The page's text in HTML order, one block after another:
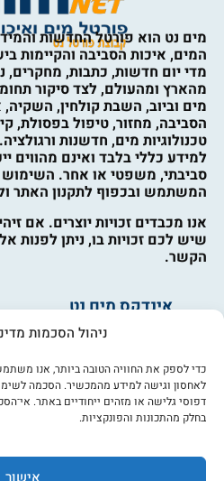
ניהול הסכמות
לאחסון וגישה למידע מהמכשיר. הסכמה
דפוסי גלישה או מזהים ייחודיים באתר.
בחלק מהתכונות והפונקציות.
אישור
מים נט הוא פורטל החדשות
המים, איכות הסביבה והקיימות
מדי יום חדשות, כתבות, מחקרים,
מהארץ ומהעולם, לצד סיקור
מים וביוב, השבת קולחין,
הסביבה, מחזור, טיפול בפסולת,
טכנולוגיות מים, חדשנות
למידע כללי בלבד ואינם מהווים
סביבתי, משפטי או אחר. השימוש
המשתמש ובכפוף לתקנון האתר
אנו מכבדים זכויות יוצרים. אם
שיש לכם זכויות בו, ניתן לפנות
הקשר.
אינדקס מים נט
מים ובריאות
פורום מים
הרשמה